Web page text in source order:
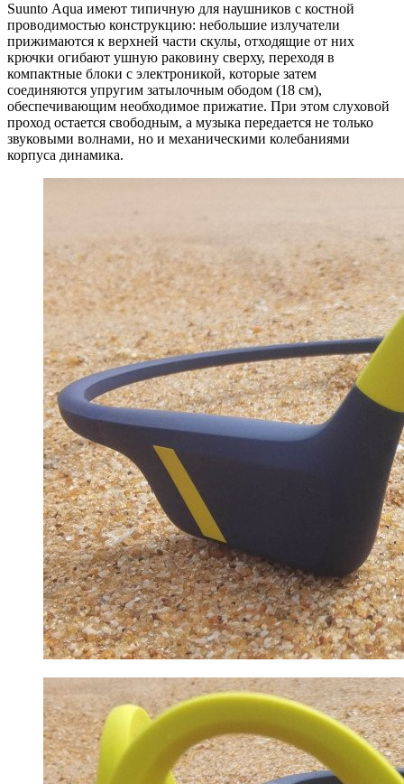
Suunto Aqua имеют типичную для наушников с костной
проводимостью конструкцию: небольшие излучатели
прижимаются к верхней части скулы, отходящие от них
крючки огибают ушную раковину сверху, переходя в
компактные блоки с электроникой, которые затем
соединяются упругим затылочным ободом (18 см),
обеспечивающим необходимое прижатие. При этом слуховой
проход остается свободным, а музыка передается не только
звуковыми волнами, но и механическими колебаниями
корпуса динамика.